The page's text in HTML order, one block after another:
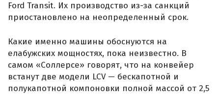
Ford Transit. Их производство из-за санкций
приостановлено на неопределенный срок.
Какие именно машины обоснуются на
елабужских мощностях, пока неизвестно. В
самом «Соллерсе» говорят, что на конвейер
встанут две модели LCV — бескапотной и
полукапотной компоновки полной массой от 2,5